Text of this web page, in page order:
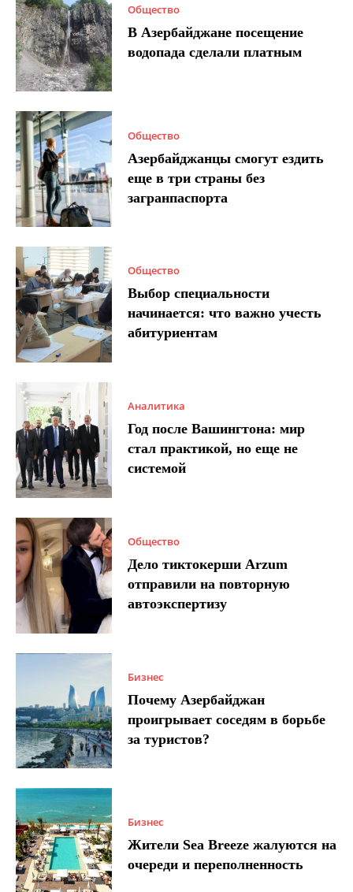
Общество
В Азербайджане посещение
водопада сделали платным
Общество
Азербайджанцы смогут ездить
еще в три страны без
загранпаспорта
Общество
Выбор специальности
начинается: что важно учесть
абитуриентам
Аналитика
Год после Вашингтона: мир
стал практикой, но еще не
системой
Общество
Дело тиктокерши Arzum
отправили на повторную
автоэкспертизу
Бизнес
Почему Азербайджан
проигрывает соседям в борьбе
за туристов?
Бизнес
Жители Sea Breeze жалуются на
очереди и переполненность